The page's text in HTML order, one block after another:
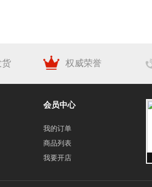
货 权威荣誉
会员中心
我的订单
商品列表
我要开店